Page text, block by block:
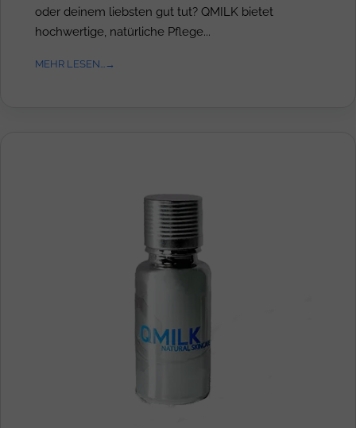
oder deinem liebsten gut tut? QMILK bietet
hochwertige, natürliche Pflege...
MEHR LESEN...